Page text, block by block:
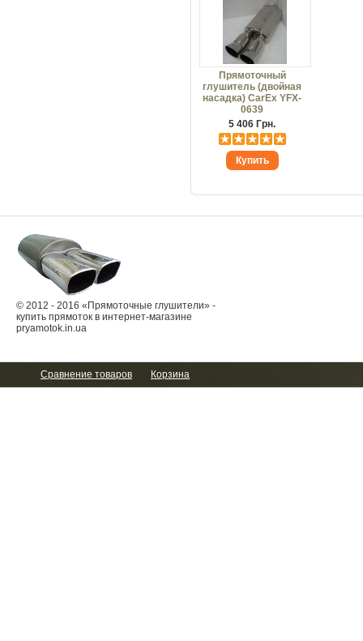
Прямоточный
глушитель (двойная
насадка) CarEx YFX-
0639
5 406 Грн.
© 2012 - 2016 «Прямоточные глушители» -
купить прямоток в интернет-магазине
pryamotok.in.ua
Сравнение товаров Корзина